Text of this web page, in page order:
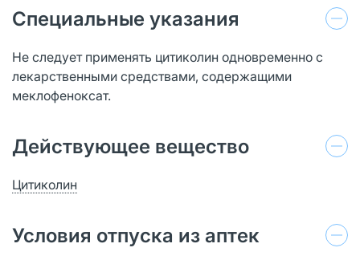
Специальные указания
Не следует применять цитиколин одновременно с
лекарственными средствами, содержащими
меклофеноксат.
Действующее вещество
Цитиколин
Условия отпуска из аптек